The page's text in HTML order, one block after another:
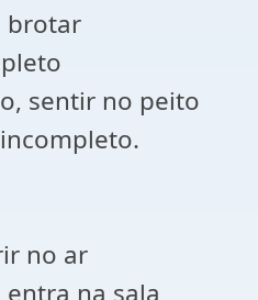
brotar
sentir no peito
no ar
na sala